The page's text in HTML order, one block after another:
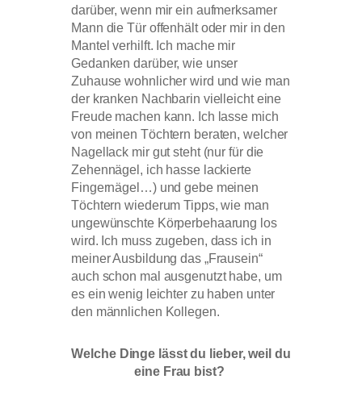
darüber, wenn mir ein aufmerksamer
Mann die Tür offenhält oder mir in den
Mantel verhilft. Ich mache mir
Gedanken darüber, wie unser
Zuhause wohnlicher wird und wie man
der kranken Nachbarin vielleicht eine
Freude machen kann. Ich lasse mich
von meinen Töchtern beraten, welcher
Nagellack mir gut steht (nur für die
Zehennägel, ich hasse lackierte
Fingernägel…) und gebe meinen
Töchtern wiederum Tipps, wie man
ungewünschte Körperbehaarung los
wird. Ich muss zugeben, dass ich in
meiner Ausbildung das „Frausein“
auch schon mal ausgenutzt habe, um
es ein wenig leichter zu haben unter
den männlichen Kollegen.
Welche Dinge lässt du lieber, weil du
eine Frau bist?